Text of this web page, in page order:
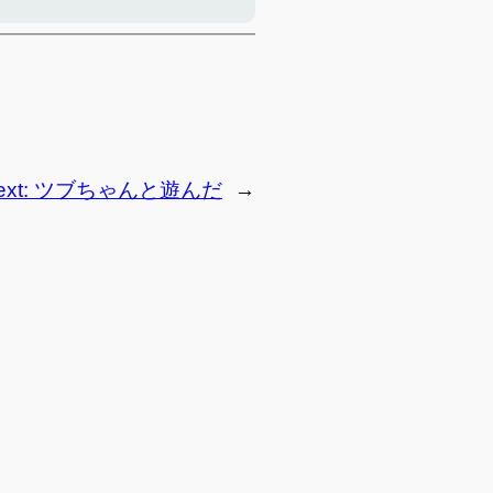
ツブちゃんと遊んだ →